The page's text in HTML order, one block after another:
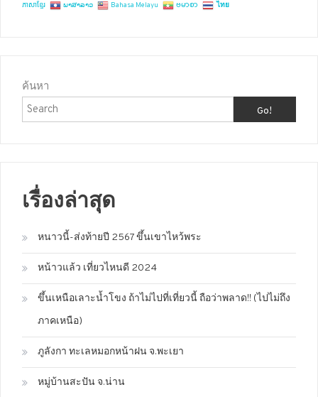
ភាសាខ្មែរ ພາສາລາວ Bahasa Melayu ဗမာစာ ไทย
ค้นหา
Go!
เรื่องล่าสุด
หนาวนี้-ส่งท้ายปี 2567 ขึ้นเขาไหว้พระ
หน้าวแล้ว เที่ยวไหนดี 2024
ขึ้นเหนือเลาะน้ำโขง ถ้าไม่ไปที่เที่ยวนี้ ถือว่าพลาด!! (ไปไม่ถึง
ภาคเหนือ)
ภูลังกา ทะเลหมอกหน้าฝน จ.พะเยา
หมู่บ้านสะปัน จ.น่าน